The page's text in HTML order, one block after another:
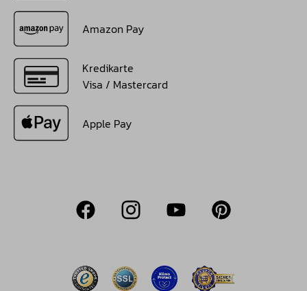
Amazon Pay
Kredikarte
Visa / Mastercard
Apple Pay